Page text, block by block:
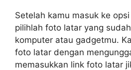
Setelah kamu masuk ke
pilihlah foto latar yang
komputer atau gadgetmu.
foto latar dengan
memasukkan link foto latar